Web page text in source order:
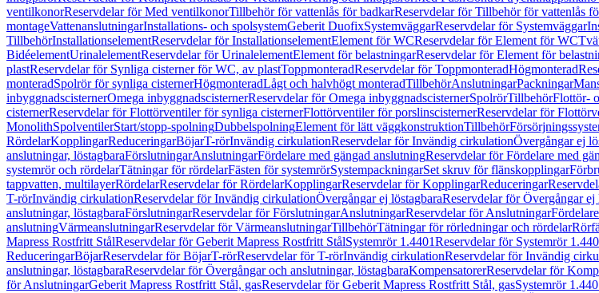
ventilkonorReservdelar för Med ventilkonorTillbehör för vattenlås för badkarReservdelar för Tillbehör för vattenlås
montageVattenanslutningarInstallations- och spolsystemGeberit DuofixSystemväggarReservdelar för Systemväggar
TillbehörInstallationselementReservdelar för InstallationselementElement för WCReservdelar för Element för WC
BidéelementUrinalelementReservdelar för UrinalelementElement för belastningarReservdelar för Element för
plastReservdelar för Synliga cisterner för WC, av plastToppmonteradReservdelar för ToppmonteradHögmonterad
monteradSpolrör för synliga cisternerHögmonteradLågt och halvhögt monteradTillbehörAnslutningarPackningar
inbyggnadscisternerOmega inbyggnadscisternerReservdelar för Omega inbyggnadscisternerSpolrörTillbehörFlottör-
cisternerReservdelar för Flottörventiler för synliga cisternerFlottörventiler för porslinscisternerReservdelar för
MonolithSpolventilerStart/stopp-spolningDubbelspolningElement för lätt väggkonstruktionTillbehör
RördelarKopplingarReduceringarBöjarT-rörInvändig cirkulationReservdelar för Invändig cirkulationÖvergångar ej
anslutningar, löstagbaraFörslutningarAnslutningarFördelare med gängad anslutningReservdelar för Fördelare med
systemrör och rördelarTätningar för rördelarFästen för systemrörSystempackningarSet skruv för flänskopplingar
tappvatten, multilayerRördelarReservdelar för RördelarKopplingarReservdelar för KopplingarReduceringar
T-rörInvändig cirkulationReservdelar för Invändig cirkulationÖvergångar ej löstagbaraReservdelar för Övergångar ej
anslutningar, löstagbaraFörslutningarReservdelar för FörslutningarAnslutningarReservdelar för Anslutningar
anslutningVärmeanslutningarReservdelar för VärmeanslutningarTillbehörTätningar för rörledningar och rördelar
Mapress Rostfritt StålReservdelar för Geberit Mapress Rostfritt StålSystemrör 1.4401Reservdelar för Systemrör
ReduceringarBöjarReservdelar för BöjarT-rörReservdelar för T-rörInvändig cirkulationReservdelar för Invändig
anslutningar, löstagbaraReservdelar för Övergångar och anslutningar, löstagbaraKompensatorerReservdelar för
för AnslutningarGeberit Mapress Rostfritt Stål, gasReservdelar för Geberit Mapress Rostfritt Stål, gasSystemrör